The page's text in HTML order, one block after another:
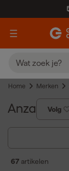
Home Merken
Anza Volg
67 artikelen